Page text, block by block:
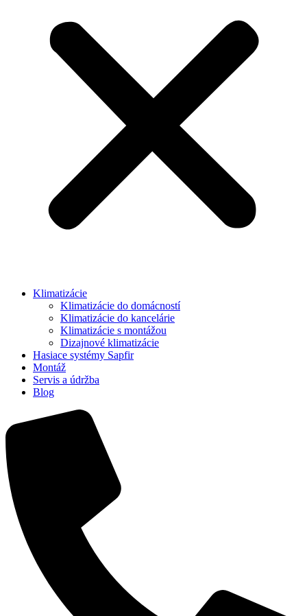
Klimatizácie
Klimatizácie do domácností
Klimatizácie do kancelárie
Klimatizácie s montážou
Dizajnové klimatizácie
Hasiace systémy Sapfir
Montáž
Servis a údržba
Blog